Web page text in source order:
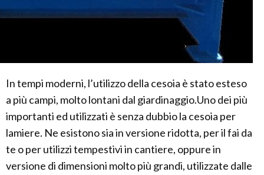
In tempi moderni, l’utilizzo della cesoia è stato esteso
a più campi, molto lontani dal giardinaggio.Uno dei più
importanti ed utilizzati è senza dubbio la cesoia per
lamiere. Ne esistono sia in versione ridotta, per il fai da
te o per utilizzi tempestivi in cantiere, oppure in
versione di dimensioni molto più grandi, utilizzate dalle